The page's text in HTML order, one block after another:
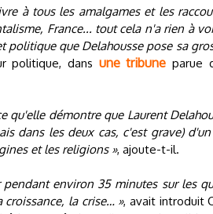
à tous les amalgames et les
France... tout cela n'a rien à
que Delahousse pose sa
politique, dans une tribune parue
qu'elle démontre que Laurent
dans les deux cas, c'est grave)
et les religions », ajoute-t-il.
environ 35 minutes sur les
croissance, la crise… », avait introduit